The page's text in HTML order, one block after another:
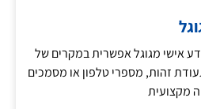
אישי מגוגל אפשרית במקרים של
זהות, מספרי טלפון או מסמכים
מקצועית